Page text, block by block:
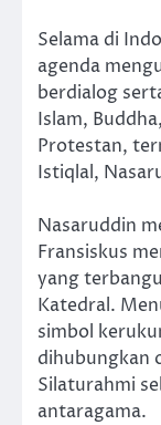
Selama di
agenda
berdialog
Islam,
Protestan,
Istiqlal,
Nasaruddin
Fransiskus
yang
Katedral.
simbol
dihubungkan
Silaturahmi
antaragama.